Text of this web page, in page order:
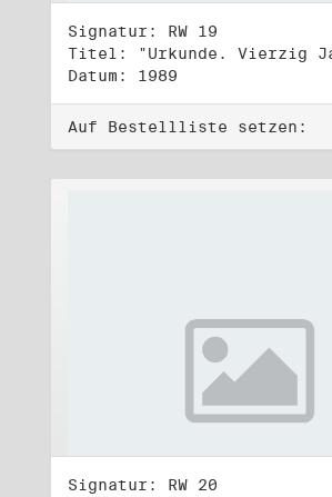
Signatur: RW 19
Titel: "Urkunde. Vierzig
Datum: 1989
Auf Bestellliste setzen:
Signatur: RW 20